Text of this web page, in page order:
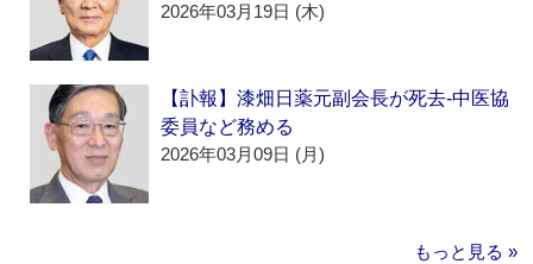
2026年03月19日 (木)
【訃報】漆畑日薬元副会長が死去‐中医協
委員など務める
2026年03月09日 (月)
もっと見る »